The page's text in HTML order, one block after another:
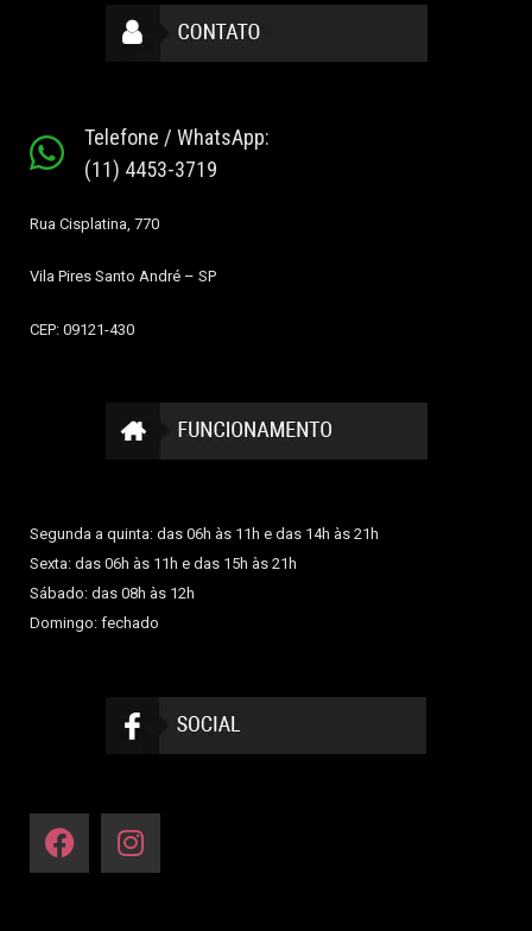
Telefone / WhatsApp:
(11) 4453-3719
Rua Cisplatina, 770
Vila Pires Santo André – SP
CEP: 09121-430
Segunda a quinta: das 06h às 11h e das 14h às 21h
Sexta: das 06h às 11h e das 15h às 21h
Sábado: das 08h às 12h
Domingo: fechado